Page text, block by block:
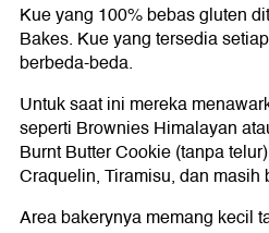
Kue yang 100% bebas gluten
Bakes. Kue yang tersedia
berbeda-beda.
Untuk saat ini mereka
seperti Brownies Himalayan
Burnt Butter Cookie (tanpa
Craquelin, Tiramisu, dan masih
Area bakerynya memang kecil